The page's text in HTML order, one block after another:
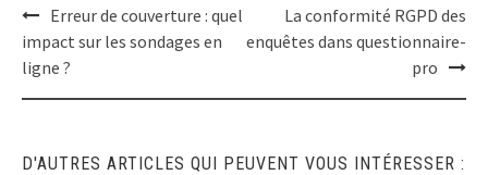
Post
navigation
Erreur de couverture : quel
impact sur les sondages en
ligne ?
La conformité RGPD des
enquêtes dans questionnaire-
pro
D'AUTRES ARTICLES QUI PEUVENT VOUS INTÉRESSER :